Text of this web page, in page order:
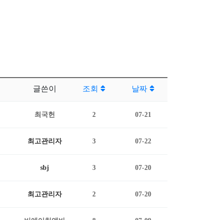
글쓴이 조회 날짜
최국헌 2 07-21
최고관리자 3 07-22
sbj 3 07-20
최고관리자 2 07-20